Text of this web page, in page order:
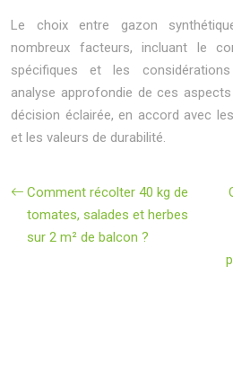
Le choix entre gazon
nombreux facteurs, incluant le
spécifiques et les considérations
analyse approfondie de ces
décision éclairée, en accord avec
et les valeurs de durabilité.
Comment récolter 40 kg de
tomates, salades et herbes
sur 2 m² de balcon ?